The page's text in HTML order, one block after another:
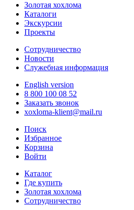
Золотая хохлома
Каталоги
Экскурсии
Проекты
Сотрудничество
Новости
Служебная информация
English version
8 800 100 08 52
Заказать звонок
xoxloma-klient@mail.ru
Поиск
Избранное
Корзина
Войти
Каталог
Где купить
Золотая хохлома
Сотрудничество